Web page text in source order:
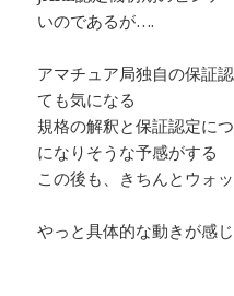
いのであるが….
アマチュア局独自の保証
ても気になる
規格の解釈と保証認定に
になりそうな予感がする
この後も、きちんとウォ
やっと具体的な動きが感